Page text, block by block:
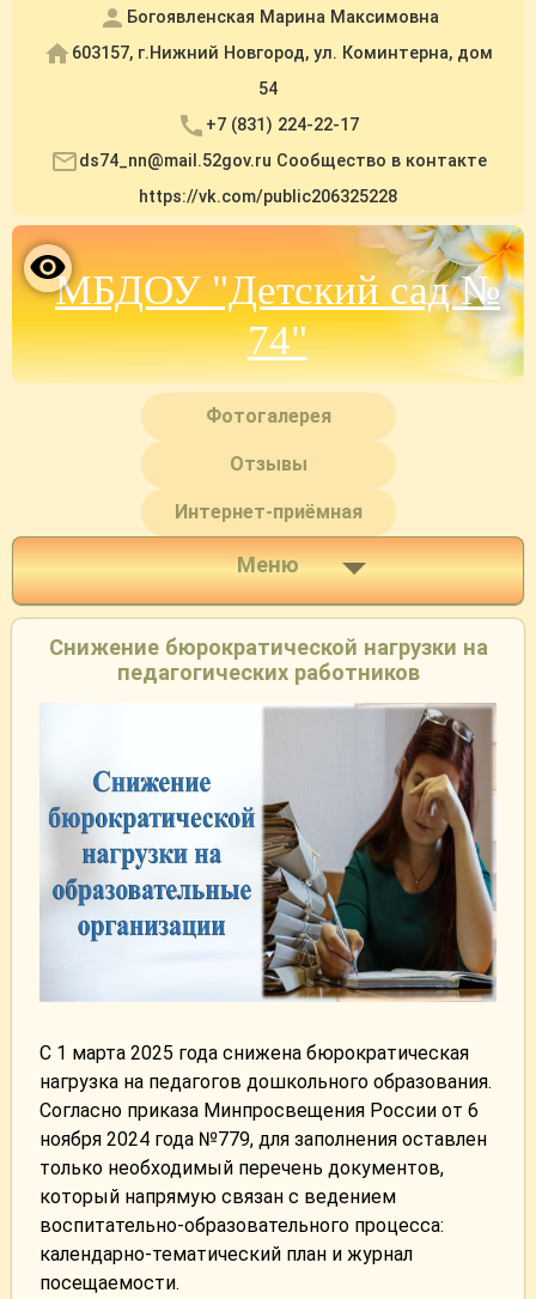
Богоявленская Марина Максимовна
603157, г.Нижний Новгород, ул. Коминтерна, дом
54
+7 (831) 224-22-17
ds74_nn@mail.52gov.ru Сообщество в контакте
https://vk.com/public206325228
МБДОУ "Детский сад №
74"
Фотогалерея
Отзывы
Интернет-приёмная
Меню
Снижение бюрократической нагрузки на
педагогических работников
С 1 марта 2025 года снижена бюрократическая
нагрузка на педагогов дошкольного образования.
Согласно приказа Минпросвещения России от 6
ноября 2024 года №779, для заполнения оставлен
только необходимый перечень документов,
который напрямую связан с ведением
воспитательно-образовательного процесса:
календарно-тематический план и журнал
посещаемости.